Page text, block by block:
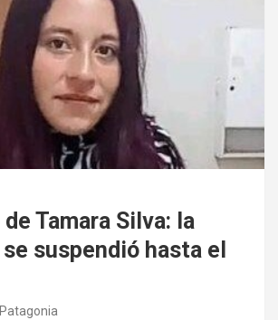
Tamara Silva: la
suspendió hasta el